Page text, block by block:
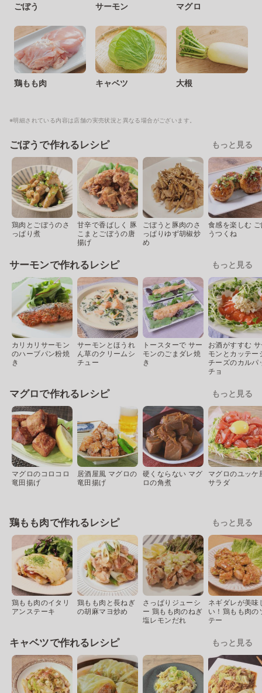
ごぼう サーモン マグロ
鶏もも肉 キャベツ 大根
※明細されている内容は店舗の実売状況と異なる場合がございます。
ごぼうで作れるレシピ もっと見る
鶏肉とごぼうのさ
っぱり煮
甘辛で香ばしく 豚
こまとごぼうの唐
揚げ
ごぼうと豚肉のさ
っぱりゆず胡椒炒
め
食感を楽しむ
うつくね
サーモンで作れるレシピ もっと見る
カリカリサーモン
のハーブパン粉焼
き
サーモンとほうれ
ん草のクリームシ
チュー
トースターで サー
モンのごまダレ焼
き
お酒がすすむ
モンとカッテー
チーズのカルパ
チョ
マグロで作れるレシピ もっと見る
マグロのコロコロ
竜田揚げ
居酒屋風 マグロの
竜田揚げ
硬くならない マグ
ロの角煮
マグロのユッケ
サラダ
鶏もも肉で作れるレシピ もっと見る
鶏もも肉のイタリ
アンステーキ
鶏もも肉と長ねぎ
の胡麻マヨ炒め
さっぱりジューシ
ー 鶏もも肉のねぎ
塩レモンだれ
ネギダレが美味
い！鶏もも肉の
テー
キャベツで作れるレシピ もっと見る